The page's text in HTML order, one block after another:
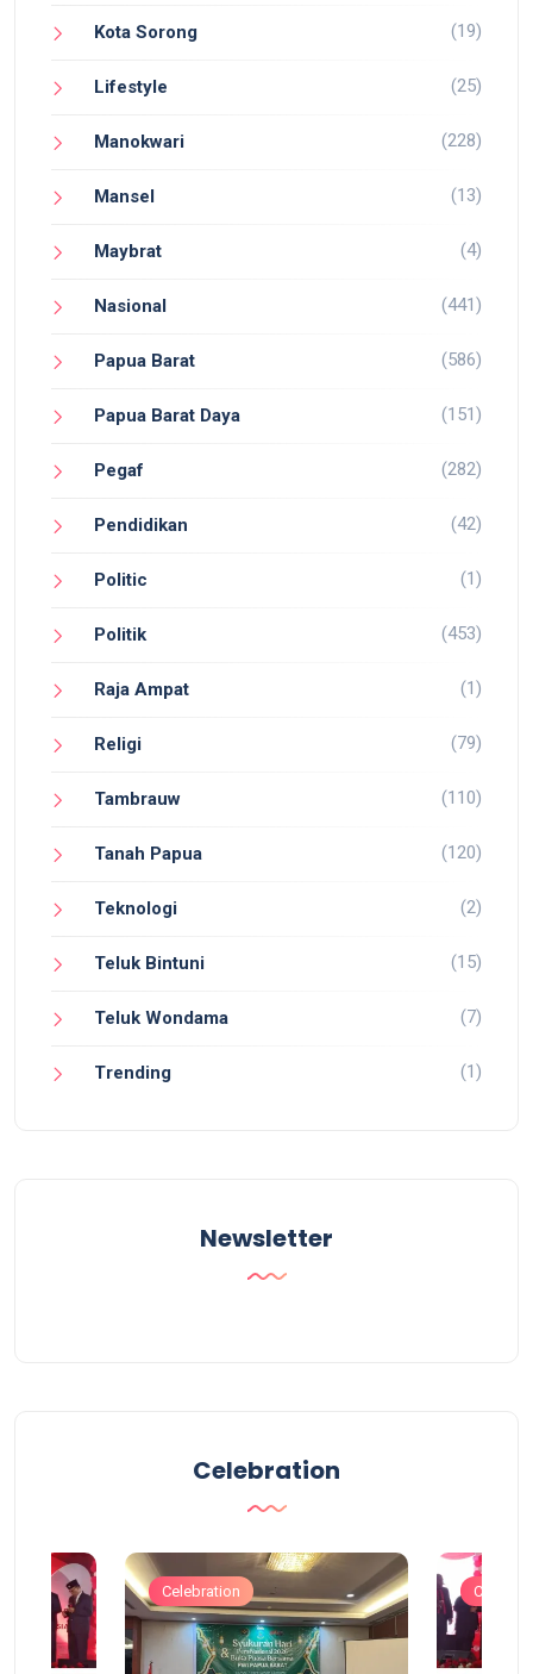
Kota Sorong (19)
Lifestyle (25)
Manokwari (228)
Mansel (13)
Maybrat (4)
Nasional (441)
Papua Barat (586)
Papua Barat Daya (151)
Pegaf (282)
Pendidikan (42)
Politic (1)
Politik (453)
Raja Ampat (1)
Religi (79)
Tambrauw (110)
Tanah Papua (120)
Teknologi (2)
Teluk Bintuni (15)
Teluk Wondama (7)
Trending (1)
Newsletter
Celebration
Celebration